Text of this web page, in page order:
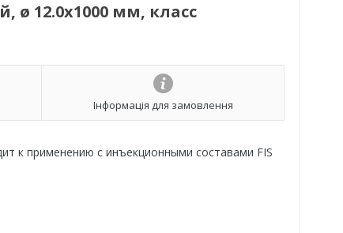
12.0х1000 мм, класс
Інформація для замовлення
к применению с инъекционными составами FIS